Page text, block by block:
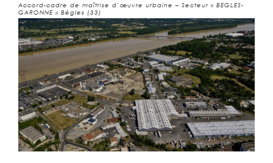
Accord-cadre de maîtrise d’œuvre urbaine – Secteur « BEGLES-
GARONNE » Bègles (33)